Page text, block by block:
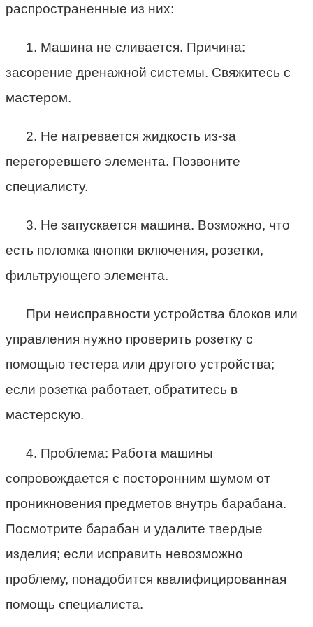
распространенные из них:
1. Машина не сливается. Причина:
засорение дренажной системы. Свяжитесь с
мастером.
2. Не нагревается жидкость из-за
перегоревшего элемента. Позвоните
специалисту.
3. Не запускается машина. Возможно, что
есть поломка кнопки включения, розетки,
фильтрующего элемента.
При неисправности устройства блоков или
управления нужно проверить розетку с
помощью тестера или другого устройства;
если розетка работает, обратитесь в
мастерскую.
4. Проблема: Работа машины
сопровождается с посторонним шумом от
проникновения предметов внутрь барабана.
Посмотрите барабан и удалите твердые
изделия; если исправить невозможно
проблему, понадобится квалифицированная
помощь специалиста.